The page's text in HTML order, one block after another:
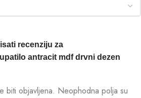
recenziju za
antracit mdf drvni dezen
biti objavljena. Neophodna polja su